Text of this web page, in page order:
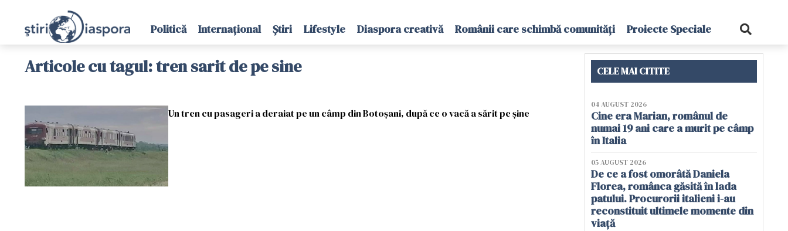
Politică Internațional Știri Lifestyle Diaspora creativă Românii care schimbă comunități Proiecte Speciale
Articole cu tagul: tren sarit de pe sine
Un tren cu pasageri a deraiat pe un câmp din Botoșani, după ce o vacă a sărit pe șine
CELE MAI CITITE
04 AUGUST 2026
Cine era Marian, românul de
numai 19 ani care a murit pe câmp
în Italia
05 AUGUST 2026
De ce a fost omorâtă Daniela
Florea, românca găsită în lada
patului. Procurorii italieni i-au
reconstituit ultimele momente din
viață